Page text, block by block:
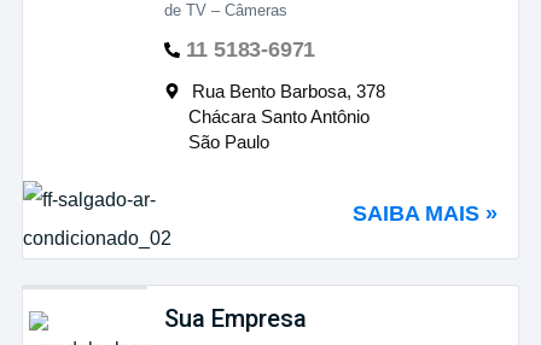
de TV – Câmeras
11 5183-6971
Rua Bento Barbosa, 378
Chácara Santo Antônio
São Paulo
SAIBA MAIS »
Sua Empresa